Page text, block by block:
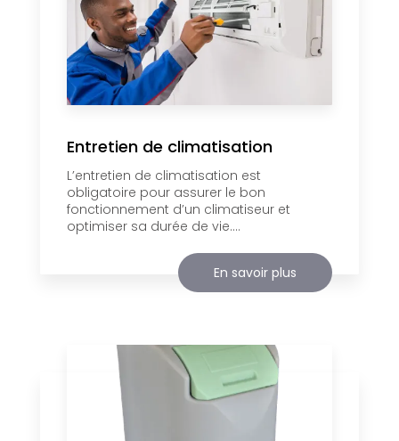
Entretien de climatisation
L’entretien de climatisation est
obligatoire pour assurer le bon
fonctionnement d’un climatiseur et
optimiser sa durée de vie....
En savoir plus